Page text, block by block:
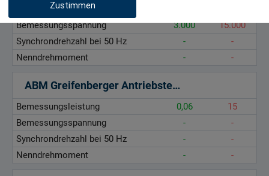
Bemessungsleistung
Bemessungsspannung
3.000
15.000
Synchrondrehzahl bei 50 Hz
-
-
Nenndrehmoment
- -
ABM Greifenberger Antriebstechnik GmbH
Bemessungsleistung 0,06
15
Bemessungsspannung
-
-
Synchrondrehzahl bei 50 Hz
-
-
Nenndrehmoment
- -
Zustimmen